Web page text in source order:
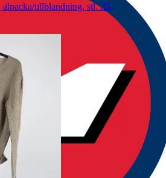
ullblandning, stl. XL